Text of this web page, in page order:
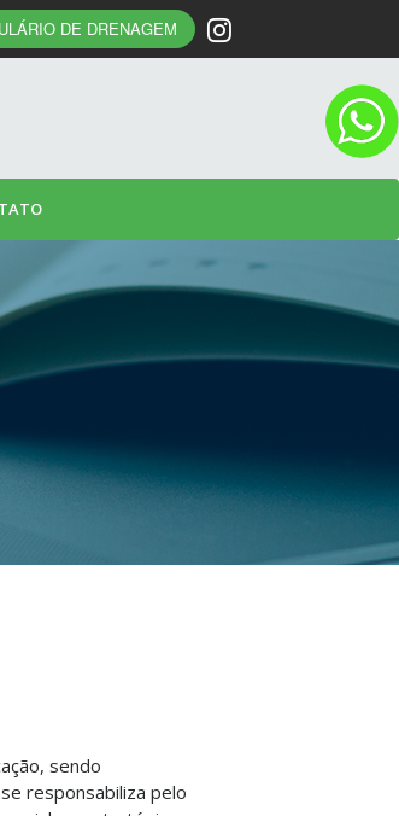
DE DRENAGEM
sendo
responsabiliza pelo